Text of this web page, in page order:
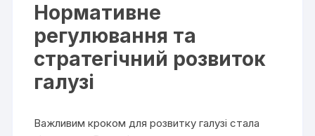
Нормативне
регулювання та
стратегічний розвиток
галузі
Важливим кроком для розвитку галузі стала